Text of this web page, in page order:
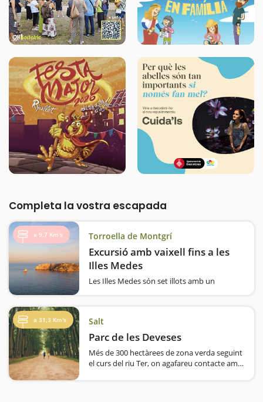
Completa la vostra escapada
a 9,7 Km's Torroella de Montgrí
Excursió amb vaixell fins a les
Illes Medes
Les Illes Medes són set illots amb un
espectacular de la riquesa del fons marítim
pel que fa a la flora i la fauna, de manera…
a 31,3 Km's Salt
Parc de les Deveses
Més de 300 hectàrees de zona verda seguint
el curs del riu Ter, on agafareu contacte amb